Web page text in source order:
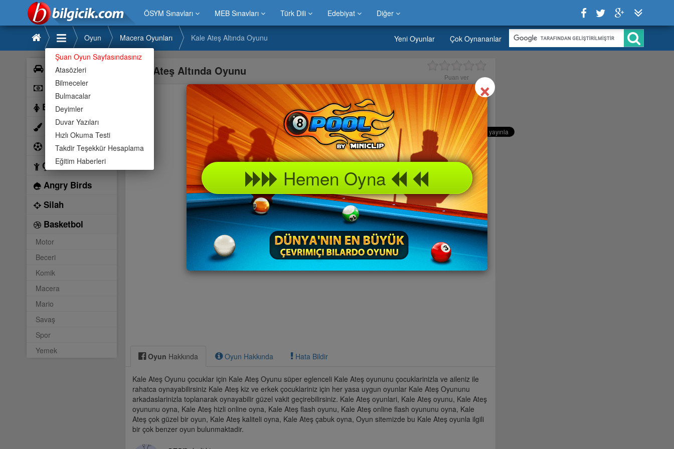
ÖSYM Sınavları MEB Sınavları Türk Dili Edebiyat Diğer
Şuan Oyun Sayfasındasınız
Atasözleri
Bilmeceler
Bulmacalar
Deyimler
Duvar Yazıları
Hızlı Okuma Testi
Takdir Teşekkür Hesaplama
Eğitim Haberleri
Oyun Macera Oyunları Kale Ateş Altında Oyunu Yeni Oyunlar Çok Oynananlar
Araba
Bilardo
Barbie
Boyama
Futbol
Çocuk
Angry Birds
Silah
Basketbol
Motor
Beceri
Komik
Macera
Mario
Savaş
Spor
Yemek
Kale Ateş Altında Oyunu Puan ver
Oyun Hakkında Oyun Hakkında Hata Bildir
Kale Ateş Oyunu çocuklar için Kale Ateş Oyunu süper eglenceli Kale Ateş oyununu çocuklarinizla ve aileniz ile
rahatca oynayabilirsiniz Kale Ateş kiz ve erkek çocuklariniz için her yasa uygun oyunlar Kale Ateş Oyununu
arkadaslarinizla toplanarak oynayabilir güzel vakit geçirebilirsiniz. Kale Ateş oyunlari, Kale Ateş oyunu, Kale Ateş
oyununu oyna, Kale Ateş hizli online oyna, Kale Ateş flash oyunu, Kale Ateş online flash oyununu oyna, Kale
Ateş çok güzel bir oyun, Kale Ateş kaliteli oyna, Kale Ateş çabuk oyna, Oyun sitemizde bu Kale Ateş oyunla ilgili
bir çok benzer oyun bulunmaktadir.
×Close
Hemen Oyna